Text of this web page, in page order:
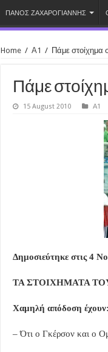
ΠΑΝΟΣ ΖΑΧΑΡΟΓΙΑΝΝΗΣ
Home / Α1 / Πάμε στοίχημα
Πάμε
15 August 2010 Α1
Δημοσιεύτηκε στις 4
ΤΑ ΣΤΟΙΧΗΜΑΤΑ
Χαμηλή απόδοση έχουν:
– Ότι ο Γκέρσον και ο